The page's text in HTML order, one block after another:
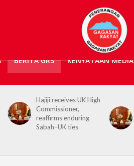
BERITA GRS KENYATAAN MEDIA
Sabah, United
Kingdom perkukuh
hubungan menerusi
kunjungan hormat